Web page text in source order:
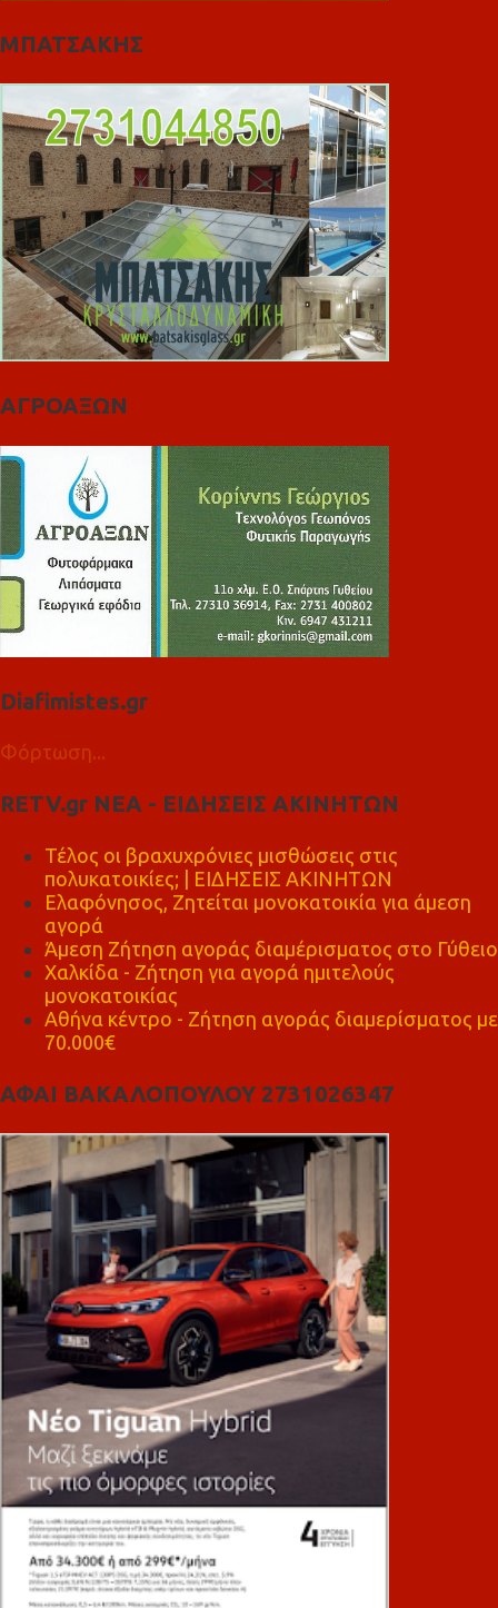
ΜΠΑΤΣΑΚΗΣ
ΑΓΡΟΑΞΩΝ
Diafimistes.gr
Φόρτωση...
RETV.gr ΝΕΑ - ΕΙΔΗΣΕΙΣ ΑΚΙΝΗΤΩΝ
Τέλος οι βραχυχρόνιες μισθώσεις στις
πολυκατοικίες; | ΕΙΔΗΣΕΙΣ ΑΚΙΝΗΤΩΝ
Ελαφόνησος, Ζητείται μονοκατοικία για άμεση
αγορά
Άμεση Ζήτηση αγοράς διαμέρισματος στο Γύθειο
Χαλκίδα - Ζήτηση για αγορά ημιτελούς
μονοκατοικίας
Αθήνα κέντρο - Ζήτηση αγοράς διαμερίσματος με
70.000€
ΑΦΑΙ ΒΑΚΑΛΟΠΟΥΛΟΥ 2731026347